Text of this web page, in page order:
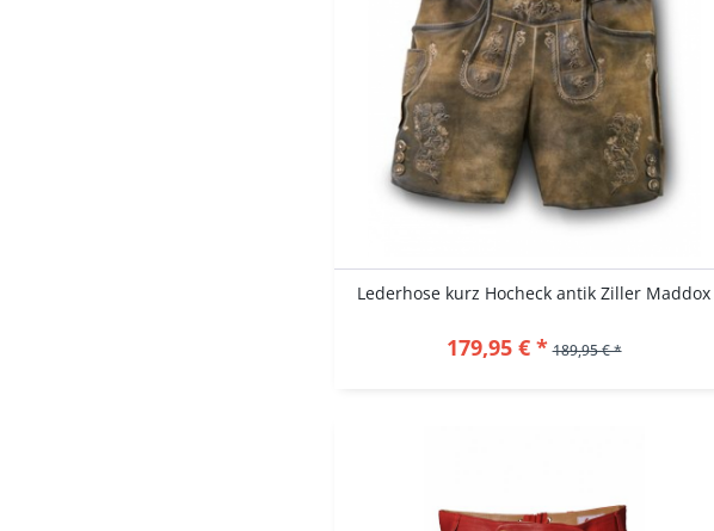
Lederhose kurz Hocheck antik Ziller Maddox
179,95 € * 189,95 € *